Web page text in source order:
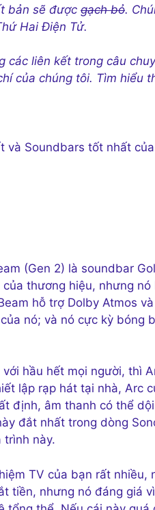
bản sẽ được gạch bỏ.
Hai Điện Tử.
liên kết trong câu
của chúng tôi. Tìm hiểu
và Soundbars tốt nhất
(Gen 2) là soundbar
thương hiệu, nhưng
hỗ trợ Dolby Atmos
nó; và nó cực kỳ
hầu hết mọi người, thì
lập rạp hát tại nhà, Arc
định, âm thanh có thể
đắt nhất trong dòng
trình này.
TV của bạn rất
tiền, nhưng nó đáng giá